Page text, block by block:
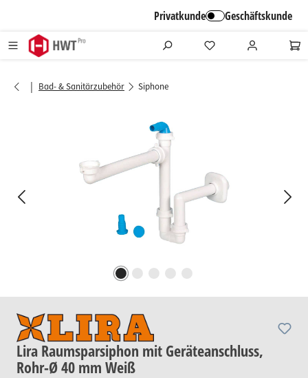
Privatkunde Geschäftskunde
| Bad- & Sanitärzubehör Siphone
Lira Raumsparsiphon mit Geräteanschluss,
Rohr-Ø 40 mm Weiß